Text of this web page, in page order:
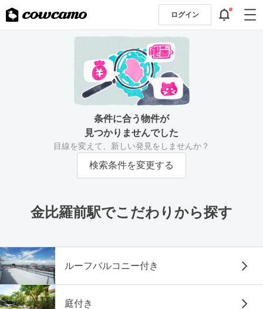
ログイン
条件に合う物件が
見つかりませんでした
目線を変えて、新しい発見をしませんか？
検索条件を変更する
金比羅前駅でこだわりから探す
ルーフバルコニー付き
庭付き